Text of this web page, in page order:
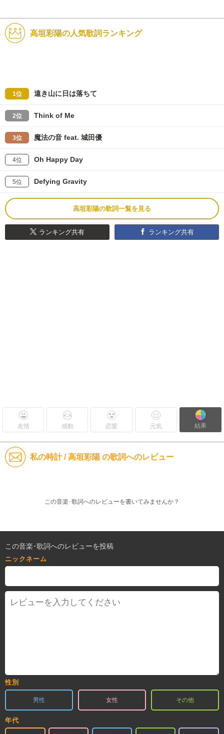
高垣彩陽の人気歌詞ランキング
1位 遠き山に日は落ちて
2位 Think of Me
3位 魔法の音 feat. 城田優
4位 Oh Happy Day
5位 Defying Gravity
高垣彩陽の歌詞一覧を見る
ランキング共有 ランキング共有
友情 感動 恋愛 元気 結果
私の時計 / 高垣彩陽 の歌詞へのレビュー
この音楽･歌詞へのレビューを書いてみませんか？
この音楽･歌詞へのレビューを投稿
ニックネーム
性別
男性 女性 その他
年代